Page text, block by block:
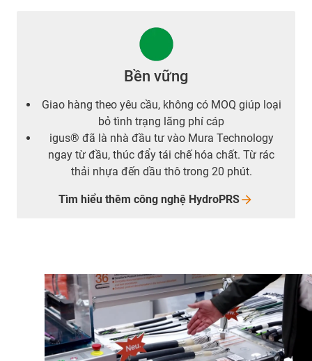
Bền vững
Giao hàng theo yêu cầu, không có MOQ giúp loại
bỏ tình trạng lãng phí cáp
igus® đã là nhà đầu tư vào Mura Technology
ngay từ đầu, thúc đẩy tái chế hóa chất. Từ rác
thải nhựa đến dầu thô trong 20 phút.
Tìm hiểu thêm công nghệ HydroPRS